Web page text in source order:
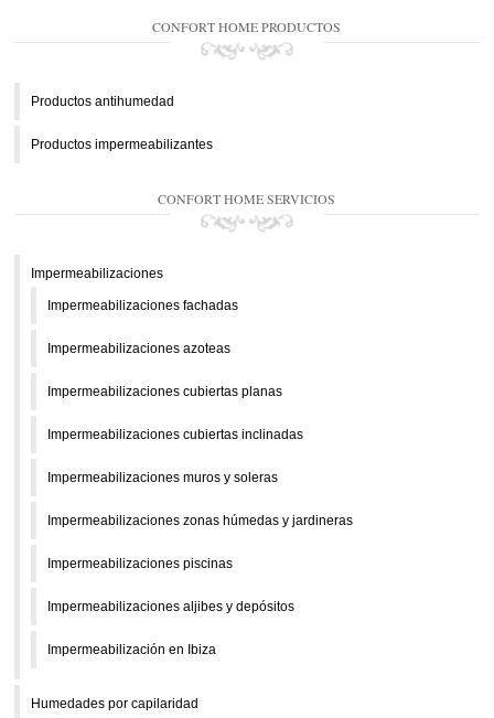
CONFORT HOME PRODUCTOS
Productos antihumedad
Productos impermeabilizantes
CONFORT HOME SERVICIOS
Impermeabilizaciones
Impermeabilizaciones fachadas
Impermeabilizaciones azoteas
Impermeabilizaciones cubiertas planas
Impermeabilizaciones cubiertas inclinadas
Impermeabilizaciones muros y soleras
Impermeabilizaciones zonas húmedas y jardineras
Impermeabilizaciones piscinas
Impermeabilizaciones aljibes y depósitos
Impermeabilización en Ibiza
Humedades por capilaridad